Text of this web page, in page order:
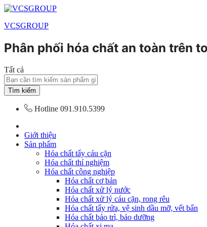
VCSGROUP
Phân phối hóa chất an toàn trên
Tất cả
Tìm kiếm
Hotline 091.910.5399
Giới thiệu
Sản phẩm
Hóa chất tẩy cáu cặn
Hóa chất thí nghiệm
Hóa chất công nghiệp
Hóa chất cơ bản
Hóa chất xử lý nước
Hóa chất xử lý cáu cặn, rong rêu
Hóa chất tẩy rửa, vệ sinh dầu mỡ, vết bẩn
Hóa chất bảo trì, bảo dưỡng